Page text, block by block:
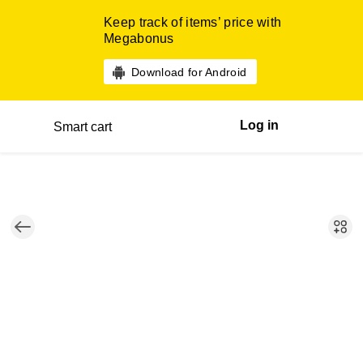
Keep track of items’ price with
Megabonus
Download for Android
Smart cart Log in